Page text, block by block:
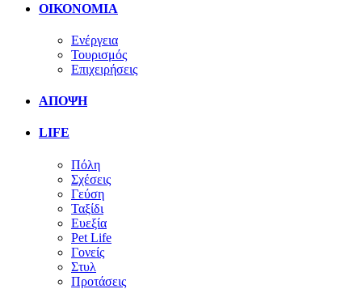
ΟΙΚΟΝΟΜΙΑ
Ενέργεια
Τουρισμός
Επιχειρήσεις
ΑΠΟΨΗ
LIFE
Πόλη
Σχέσεις
Γεύση
Ταξίδι
Ευεξία
Pet Life
Γονείς
Στυλ
Προτάσεις